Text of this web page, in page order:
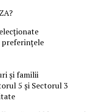
și familii
5 și Sectorul 3